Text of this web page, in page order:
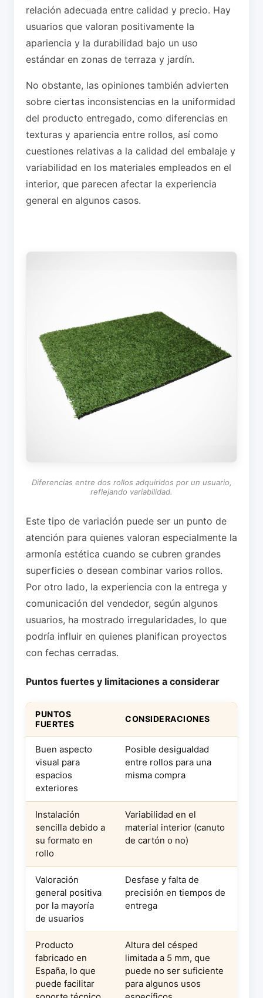
relación adecuada entre calidad y precio. Hay
usuarios que valoran positivamente la
apariencia y la durabilidad bajo un uso
estándar en zonas de terraza y jardín.
No obstante, las opiniones también advierten
sobre ciertas inconsistencias en la uniformidad
del producto entregado, como diferencias en
texturas y apariencia entre rollos, así como
cuestiones relativas a la calidad del embalaje y
variabilidad en los materiales empleados en el
interior, que parecen afectar la experiencia
general en algunos casos.
Diferencias entre dos rollos adquiridos por un usuario,
reflejando variabilidad.
Este tipo de variación puede ser un punto de
atención para quienes valoran especialmente la
armonía estética cuando se cubren grandes
superficies o desean combinar varios rollos.
Por otro lado, la experiencia con la entrega y
comunicación del vendedor, según algunos
usuarios, ha mostrado irregularidades, lo que
podría influir en quienes planifican proyectos
con fechas cerradas.
Puntos fuertes y limitaciones a considerar
PUNTOS
FUERTES
CONSIDERACIONES
Buen aspecto
visual para
espacios
exteriores
Posible desigualdad
entre rollos para una
misma compra
Instalación
sencilla debido a
su formato en
rollo
Variabilidad en el
material interior (canuto
de cartón o no)
Valoración
general positiva
por la mayoría
de usuarios
Desfase y falta de
precisión en tiempos de
entrega
Producto
fabricado en
España, lo que
puede facilitar
Altura del césped
limitada a 5 mm, que
puede no ser suficiente
para algunos usos